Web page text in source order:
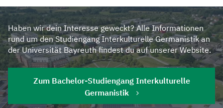
Haben wir dein Interesse geweckt? Alle Informationen
rund um den Studiengang Interkulturelle Germanistik an
der Universität Bayreuth findest du auf unserer Website.
Zum Bachelor-Studiengang Interkulturelle
Germanistik